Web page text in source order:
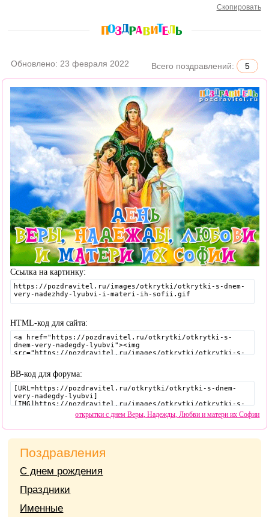
Скопировать
Обновлено: 23 февраля 2022 Всего поздравлений: 5
Ссылка на картинку:
HTML-код для сайта:
BB-код для форума:
открытки с днем Веры, Надежды, Любви и матери их Софии
Поздравления
С днем рождения
Праздники
Именные